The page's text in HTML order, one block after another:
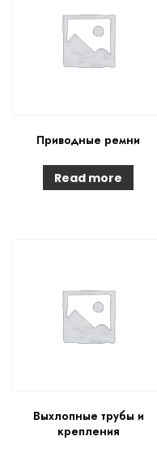
Приводные ремни
Read more
Выхлопные трубы и
крепления